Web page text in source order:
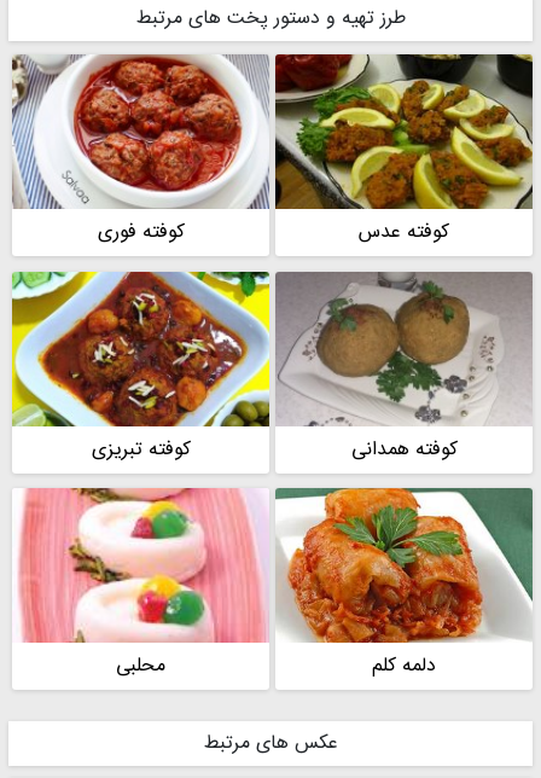
طرز تهیه و دستور پخت های مرتبط
کوفته عدس کوفته فوری
کوفته همدانی کوفته تبریزی
دلمه کلم محلبی
عکس های مرتبط